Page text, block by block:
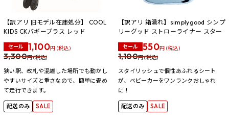
【訳アリ 旧モデル在庫処分】 COOL
KIDS CKバギープラス レッド
セール 1,100円 (税込)
3,300円 (税込)
狭い駅、改札や混雑した場所でも動かし
やすいサイズと重さなので、簡単に畳め
て走行できます。
配送のみ SALE
【訳アリ 箱潰れ】simplygood シンプ
リーグッド ストローライナー スター
セール 550円 (税込)
1,100円 (税込)
スタイリッシュで個性あふれるシート
が、ベビーカーをワンランクおしゃれ
に！
配送のみ SALE